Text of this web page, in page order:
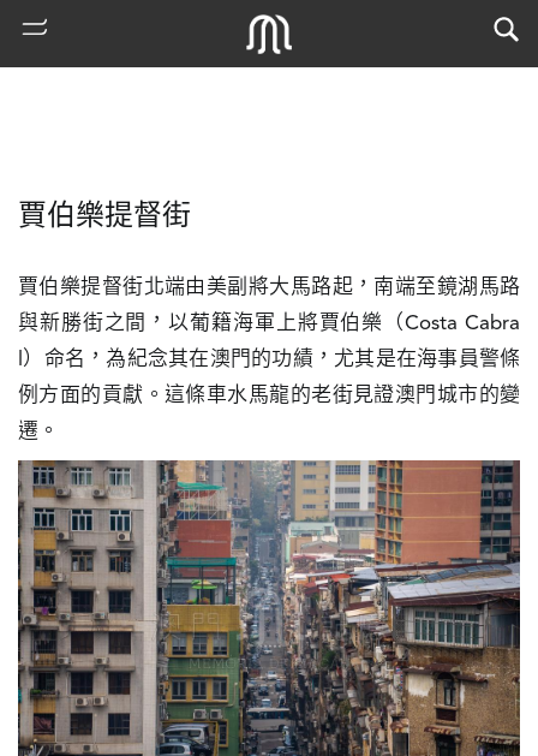
索
古
地
圖
媽
閣
寺
廟
賈伯樂提督街
賈伯樂提督街北端由美副將大馬路起，南端至鏡湖馬路
與新勝街之間，以葡籍海軍上將賈伯樂（Costa Cabra
l）命名，為紀念其在澳門的功績，尤其是在海事員警條
例方面的貢獻。這條車水馬龍的老街見證澳門城市的變
遷。